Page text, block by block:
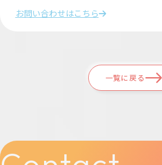
お問い合わせはこちら
一覧に戻る